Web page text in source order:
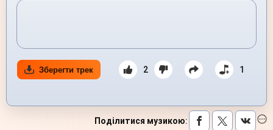
Зберегти трек 2 1
Поділитися музикою: